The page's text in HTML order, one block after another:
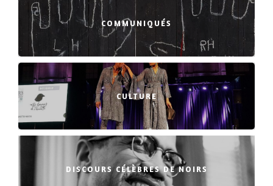
COMMUNIQUÉS
CULTURE
DISCOURS CÉLÈBRES DE NOIRS